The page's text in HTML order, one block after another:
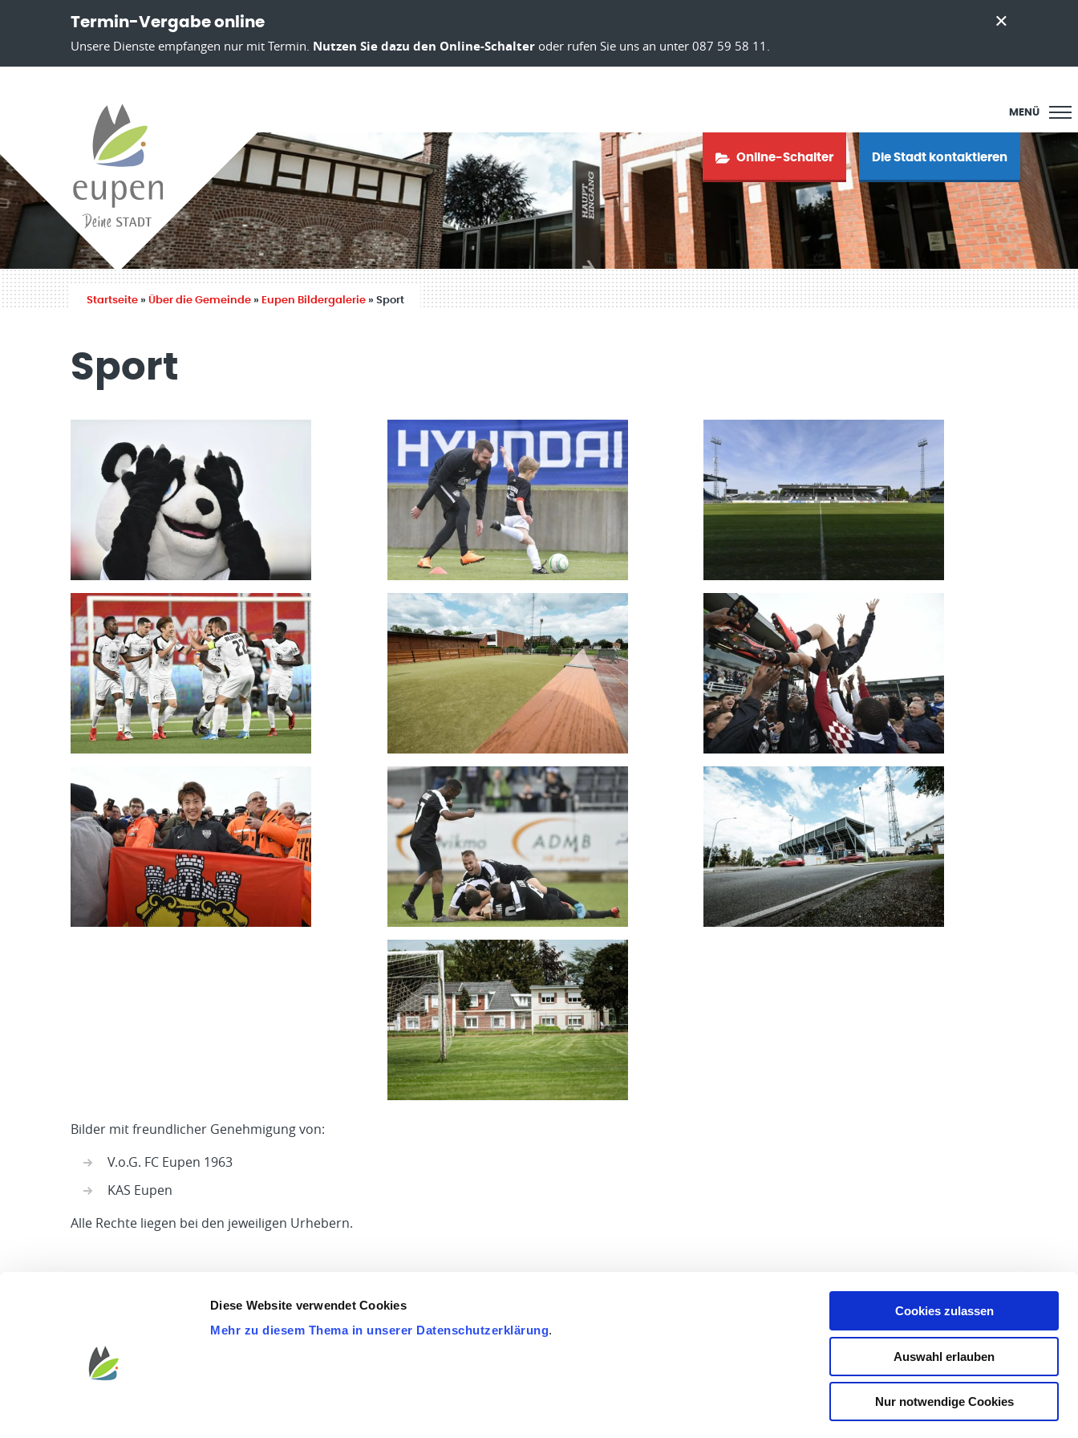
Diese Website verwendet Cookies
Mehr zu diesem Thema in unserer Datenschutzerklärung.
Cookies zulassen
Auswahl erlauben
Nur notwendige Cookies
Termin-Vergabe online
Unsere Dienste empfangen nur mit Termin. Nutzen Sie dazu den Online-Schalter oder rufen Sie uns an unter 087 59 58 11.
MENÜ
Online-Schalter Die Stadt kontaktieren
Startseite » Über die Gemeinde » Eupen Bildergalerie » Sport
Sport
Bilder mit freundlicher Genehmigung von:
V.o.G. FC Eupen 1963
KAS Eupen
Alle Rechte liegen bei den jeweiligen Urhebern.
ÜBER DIE GEMEINDE